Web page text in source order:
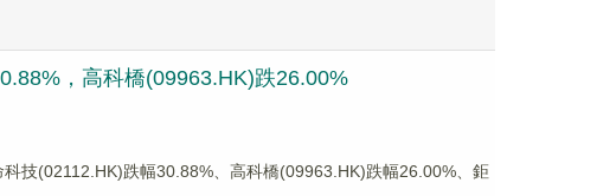
，高科橋(09963.HK)跌26.00%
技(02112.HK)跌幅30.88%、高科橋(09963.HK)跌幅26.00%、鉅